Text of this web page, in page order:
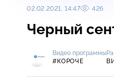
02.02.2021, 14:47 426
Черный
Видео программы
#КОРОЧЕ